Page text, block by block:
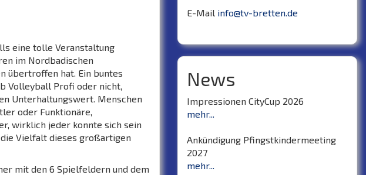
eine tolle Veranstaltung
im Nordbadischen
übertroffen hat. Ein buntes
Volleyball Profi oder nicht,
Unterhaltungswert. Menschen
oder Funktionäre,
wirklich jeder konnte sich sein
Vielfalt dieses großartigen
mit den 6 Spielfeldern und dem
E-Mail info@tv-bretten.de
News
Impressionen CityCup 2026
mehr...
Ankündigung Pfingstkindermeeting
2027
mehr...